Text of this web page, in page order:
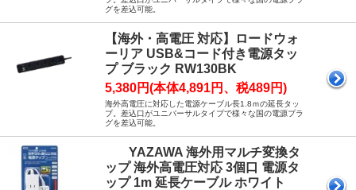
グを差込可能。
【海外・高電圧 対応】ロードウォ
ーリア USB&コード付き電源タッ
プ ブラック RW130BK
5,380円(本体4,891円、税489円)
海外高電圧に対応した電源ケーブル長1.8ｍの延長タッ
プ。差込口がユニバーサルタイプで様々な国の電源プラ
グを差込可能。
YAZAWA 海外用マルチ変換タ
ップ 海外高電圧対応 3個口 電源タ
ップ 1m 延長ケーブル ホワイト